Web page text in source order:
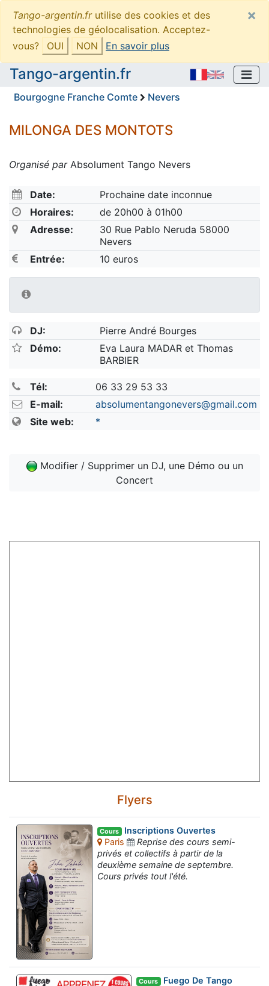
Tango-argentin.frutilise des cookies et des
technologies de géolocalisation. Acceptez-
vous?
OUI NON En savoir plus
×
Tango-argentin.fr
Bourgogne Franche Comte Nevers
MILONGA DES MONTOTS
Organisé parAbsolument Tango Nevers
Date:
Prochaine date inconnue
Horaires:
de 20h00 à 01h00
Adresse:
30 Rue Pablo Neruda 58000
Nevers
Entrée:
10 euros
DJ:
Pierre André Bourges
Démo:
Eva Laura MADAR et Thomas
BARBIER
Tél:
06 33 29 53 33
E-mail:
absolumentangonevers@gmail.com
Site web:
*
Modifier / Supprimer un DJ, une Démo ou un
Concert
Flyers
Cours Inscriptions Ouvertes
Paris
Reprise des cours semi-
privés et collectifs à partir de la
deuxième semaine de septembre.
Cours privés tout l'été.
Cours Fuego De Tango